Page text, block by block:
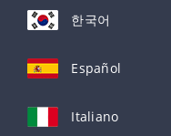
한국어
Español
Italiano